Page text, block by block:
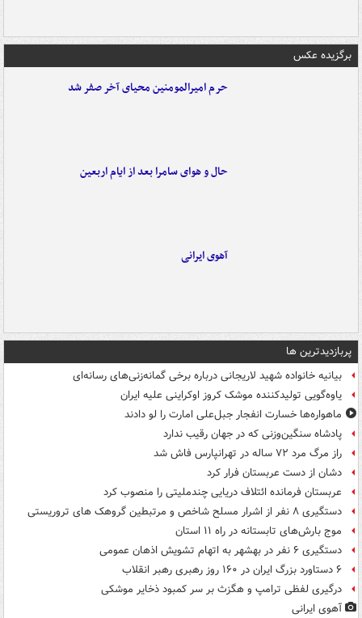
برگزیده عکس
حرم امیرالمومنین محیای آخر صفر شد
حال و هوای سامرا بعد از ایام اربعین
آهوی ایرانی
پربازدیدترین ها
بیانیه خانواده شهید لاریجانی درباره برخی گمانه‌زنی‌های رسانه‌ای
یاوه‌گویی تولیدکننده موشک کروز اوکراینی علیه ایران
ماهواره‌ها خسارت انفجار جبل‌علی امارت را لو دادند
پادشاه سنگین‌وزنی که در جهان رقیب ندارد
راز مرگ مرد ۷۲ ساله در تهرانپارس فاش شد
دشان از دست عربستان فرار کرد
عربستان فرمانده ائتلاف دریایی چندملیتی را منصوب کرد
دستگیری ۸ نفر از اشرار مسلح شاخص و مرتبطین گروهک های تروریستی
موج بارش‌های تابستانه در راه ۱۱ استان
دستگیری ۶ نفر در بهشهر به اتهام تشویش اذهان عمومی
۶ دستاورد بزرگ ایران در ۱۶۰ روز رهبری رهبر انقلاب
درگیری لفظی ترامپ و هگزث بر سر کمبود ذخایر موشکی
آهوی ایرانی